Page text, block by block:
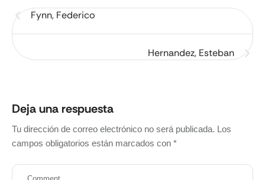
Fynn, Federico
Hernandez, Esteban
Deja una respuesta
Tu dirección de correo electrónico no será publicada. Los
campos obligatorios están marcados con *